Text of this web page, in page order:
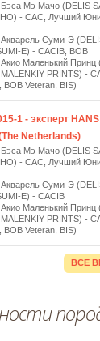
Мэ Мачо (DELIS
- САС, Лучший
Суми-Э
E) - САСIB, BOB
Маленький Принц
MALENKIY PRINTS) -
Veteran, BIS)
1 - эксперт HANS
Netherlands)
Мэ Мачо (DELIS
- САС, Лучший
Суми-Э
E) - САСIB
Маленький Принц
MALENKIY PRINTS) -
Veteran, BIS)
ВСЕ